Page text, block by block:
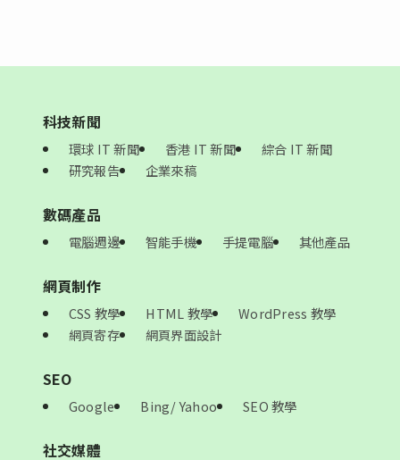
科技新聞
環球 IT 新聞 香港 IT 新聞
綜合 IT 新聞
研究報告
企業來稿
數碼產品
電腦週邊 智能手機 手提電腦 其他產品
網頁制作
CSS 教學 HTML 教學
WordPress 教學
網頁寄存
網頁界面設計
SEO
Google Bing/ Yahoo SEO 教學
社交媒體